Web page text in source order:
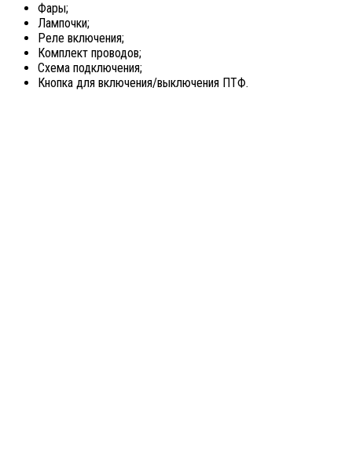
Фары;
Лампочки;
Реле включения;
Комплект проводов;
Схема подключения;
Кнопка для включения/выключения ПТФ.